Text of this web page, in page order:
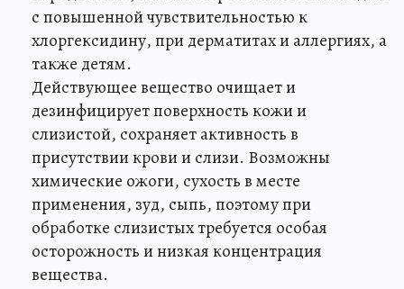
с повышенной чувствительностью к
хлоргексидину, при дерматитах и аллергиях, а
также детям.
Действующее вещество очищает и
дезинфицирует поверхность кожи и
слизистой, сохраняет активность в
присутствии крови и слизи. Возможны
химические ожоги, сухость в месте
применения, зуд, сыпь, поэтому при
обработке слизистых требуется особая
осторожность и низкая концентрация
вещества.